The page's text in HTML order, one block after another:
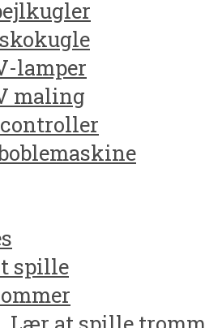
lamper
maling
spille